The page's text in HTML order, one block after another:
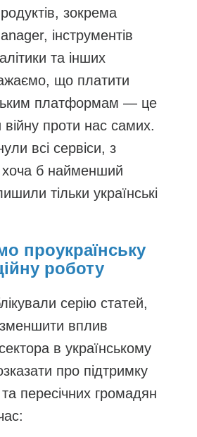
зокрема
інструментів
та інших
що платити
платформам — це
війну проти нас самих.
всі сервіси, з
б найменший
тільки українські
проукраїнську
роботу
серію статей,
вплив
в українському
про підтримку
пересічних громадян